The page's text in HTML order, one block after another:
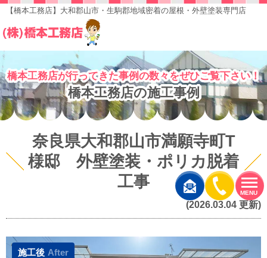
MENU
【橋本工務店】大和郡山市・生駒郡地域密着の屋根・外壁塗装専門店
橋本工務店が行ってきた事例の数々をぜひご覧下さい！
橋本工務店の施工事例
奈良県大和郡山市満願寺町T
様邸 外壁塗装・ポリカ脱着
工事
(2026.03.04 更新)
施工後 After